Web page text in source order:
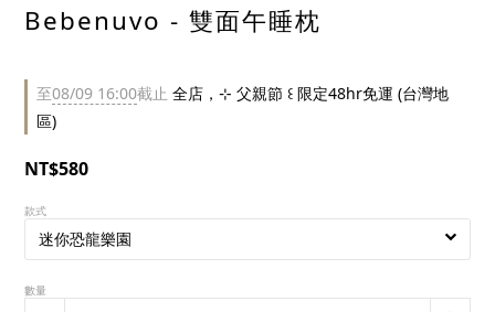
Bebenuvo - 雙面午睡枕
至08/09 16:00截止 全店，⊹ 父親節 ꒰ 限定48hr免運 (台灣地
區)
NT$580
款式
數量